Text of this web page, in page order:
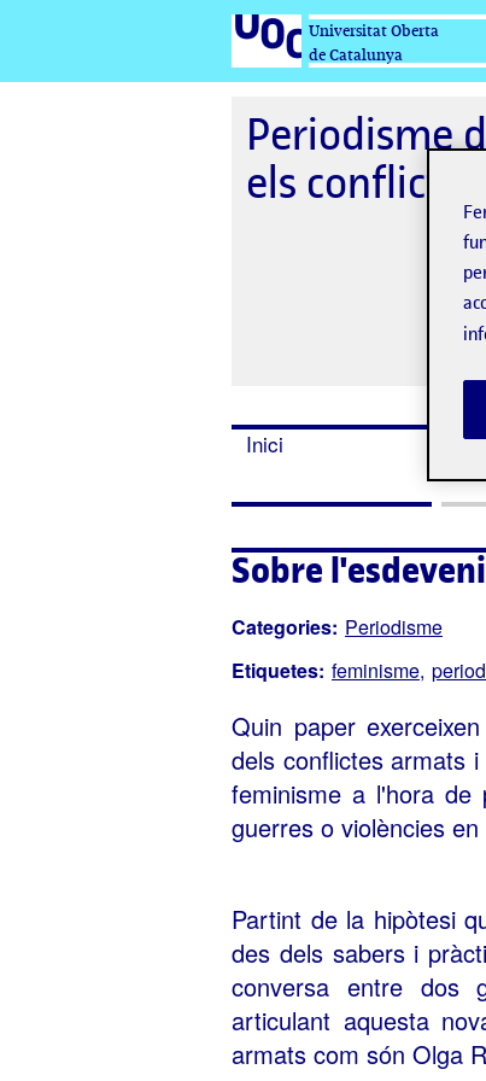
Universitat Oberta
de Catalunya
Periodisme
els
Inici
Sobre
Categories: Periodisme
Etiquetes: feminisme
Quin paper
dels conflictes armats
feminisme a l'hora de
guerres o violències
Partint de la hipòtesi
des dels sabers i
conversa entre dos
articulant aquesta
armats com són Olga